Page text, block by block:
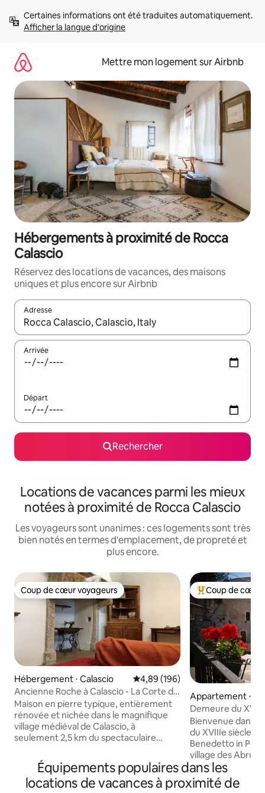
directement
Afficher la langue d'origine
Mettre mon logement sur Airbnb
Hébergements à proximité de Rocca
Calascio
Réservez des locations de vacances, des maisons
uniques et plus encore sur Airbnb
Adresse
Lorsque les résultats s'affichent, utilisez les flèches vers le
Arrivée
Départ
Rechercher
Locations de vacances parmi les mieux
notées à proximité de Rocca Calascio
Les voyageurs sont unanimes : ces logements sont très
bien notés en termes d'emplacement, de propreté et
plus encore.
Coup de cœur voyageurs
Coup de cœur voyageurs
Hébergement ⋅ Calascio Évaluation moyenne sur la
4,89 (196)
Ancienne Roche à Calascio - La Corte di
Sabatino
Maison en pierre typique, entièrement
rénovée et nichée dans le magnifique
village médiéval de Calascio, à
seulement 2,5 km du spectaculaire
5 km de Santo Stefano di Sessanio et
Castel del Monte. La maison se compose
de 2 chambres doubles avec vue sur la
Coups de cœur
Coup de cœur
Appartement ⋅
n Perillis
Demeure du
l'abbaye
Bienvenue dans
du XVIIIe siècle
Benedetto in
village des
l'ancienne
et les paysages
ruelles en pierre,
Équipements populaires dans les
locations de vacances à proximité de